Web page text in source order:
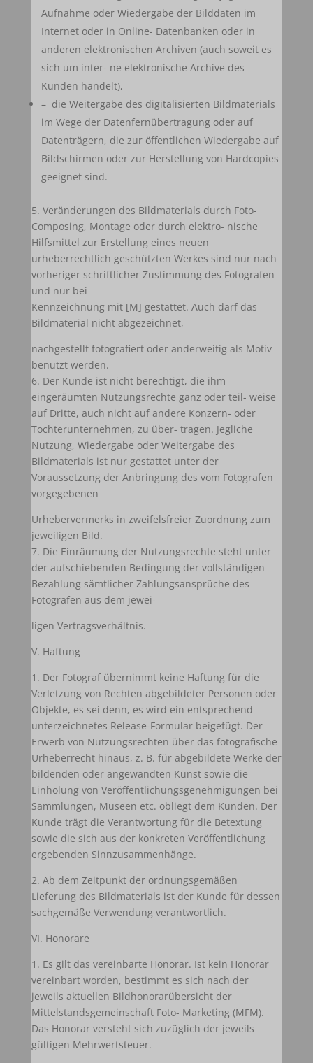
Aufnahme oder Wiedergabe der Bilddaten im
Internet oder in Online- Datenbanken oder in
anderen elektronischen Archiven (auch soweit es
sich um inter- ne elektronische Archive des
Kunden handelt),
– die Weitergabe des digitalisierten Bildmaterials
im Wege der Datenfernübertragung oder auf
Datenträgern, die zur öffentlichen Wiedergabe auf
Bildschirmen oder zur Herstellung von Hardcopies
geeignet sind.
5. Veränderungen des Bildmaterials durch Foto-
Composing, Montage oder durch elektro- nische
Hilfsmittel zur Erstellung eines neuen
urheberrechtlich geschützten Werkes sind nur nach
vorheriger schriftlicher Zustimmung des Fotografen
und nur bei
Kennzeichnung mit [M] gestattet. Auch darf das
Bildmaterial nicht abgezeichnet,
nachgestellt fotografiert oder anderweitig als Motiv
benutzt werden.
6. Der Kunde ist nicht berechtigt, die ihm
eingeräumten Nutzungsrechte ganz oder teil- weise
auf Dritte, auch nicht auf andere Konzern- oder
Tochterunternehmen, zu über- tragen. Jegliche
Nutzung, Wiedergabe oder Weitergabe des
Bildmaterials ist nur gestattet unter der
Voraussetzung der Anbringung des vom Fotografen
vorgegebenen
Urhebervermerks in zweifelsfreier Zuordnung zum
jeweiligen Bild.
7. Die Einräumung der Nutzungsrechte steht unter
der aufschiebenden Bedingung der vollständigen
Bezahlung sämtlicher Zahlungsansprüche des
Fotografen aus dem jewei-
ligen Vertragsverhältnis.
V. Haftung
1. Der Fotograf übernimmt keine Haftung für die
Verletzung von Rechten abgebildeter Personen oder
Objekte, es sei denn, es wird ein entsprechend
unterzeichnetes Release-Formular beigefügt. Der
Erwerb von Nutzungsrechten über das fotografische
Urheberrecht hinaus, z. B. für abgebildete Werke der
bildenden oder angewandten Kunst sowie die
Einholung von Veröffentlichungsgenehmigungen bei
Sammlungen, Museen etc. obliegt dem Kunden. Der
Kunde trägt die Verantwortung für die Betextung
sowie die sich aus der konkreten Veröffentlichung
ergebenden Sinnzusammenhänge.
2. Ab dem Zeitpunkt der ordnungsgemäßen
Lieferung des Bildmaterials ist der Kunde für dessen
sachgemäße Verwendung verantwortlich.
VI. Honorare
1. Es gilt das vereinbarte Honorar. Ist kein Honorar
vereinbart worden, bestimmt es sich nach der
jeweils aktuellen Bildhonorarübersicht der
Mittelstandsgemeinschaft Foto- Marketing (MFM).
Das Honorar versteht sich zuzüglich der jeweils
gültigen Mehrwertsteuer.